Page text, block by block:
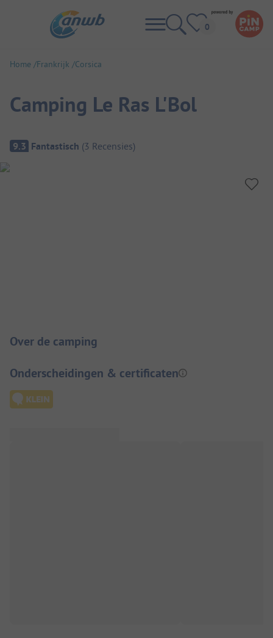
Home Frankrijk Corsica
Camping Le Ras L'Bol
Camping overzicht
9.3 Fantastisch (3 Recensies)
Over de camping
Onderscheidingen & certificaten